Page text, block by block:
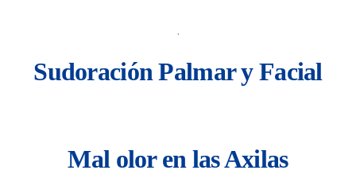
.
Sudoración Palmar y Facial
Mal olor en las Axilas